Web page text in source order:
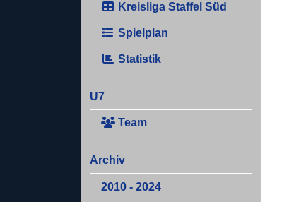
Kreisliga Staffel Süd
Spielplan
Statistik
U7
Team
Archiv
2010 - 2024